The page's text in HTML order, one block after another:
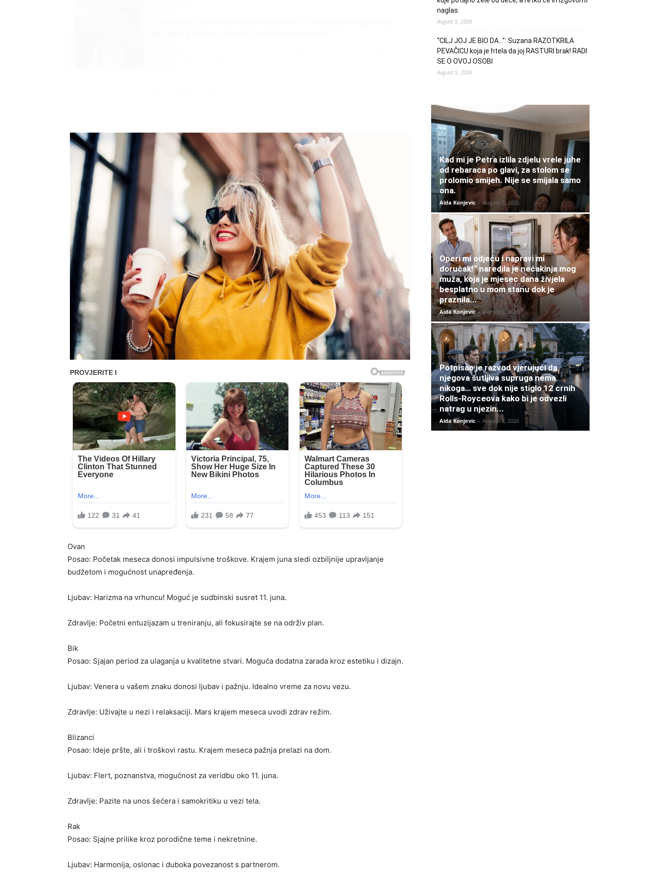
Ovan
Posao: Početak meseca donosi impulsivne troškove. Krajem juna sledi ozbiljnije upravljanje
budžetom i mogućnost unapređenja.
Ljubav: Harizma na vrhuncu! Moguć je sudbinski susret 11. juna.
Zdravlje: Početni entuzijazam u treniranju, ali fokusirajte se na održiv plan.
Bik
Posao: Sjajan period za ulaganja u kvalitetne stvari. Moguća dodatna zarada kroz estetiku i dizajn.
Ljubav: Venera u vašem znaku donosi ljubav i pažnju. Idealno vreme za novu vezu.
Zdravlje: Uživajte u nezi i relaksaciji. Mars krajem meseca uvodi zdrav režim.
Blizanci
Posao: Ideje pršte, ali i troškovi rastu. Krajem meseca pažnja prelazi na dom.
Ljubav: Flert, poznanstva, mogućnost za veridbu oko 11. juna.
Zdravlje: Pazite na unos šećera i samokritiku u vezi tela.
Rak
Posao: Sjajne prilike kroz porodične teme i nekretnine.
Ljubav: Harmonija, oslonac i duboka povezanost s partnerom.
naglas
August 5, 2026
“CILJ JOJ JE BIO DA…”: Suzana RAZOTKRILA
PEVAČICU koja je htela da joj RASTURI brak! RADI
SE O OVOJ OSOBI
August 5, 2026
Kad mi je Petra izlila zdjelu vrele juhe
od rebaraca po glavi, za stolom se
prolomio smijeh. Nije se smijala samo
ona.
Aida Konjevic - August 5, 2026
Operi mi odjeću i napravi mi
doručak!“ naredila je nećakinja mog
muža, koja je mjesec dana živjela
besplatno u mom stanu dok je
praznila...
Aida Konjevic - August 5, 2026
Potpisao je razvod vjerujući da
njegova šutljiva supruga nema
nikoga… sve dok nije stiglo 12 crnih
Rolls-Royceova kako bi je odvezli
natrag u njezin...
Aida Konjevic - August 5, 2026